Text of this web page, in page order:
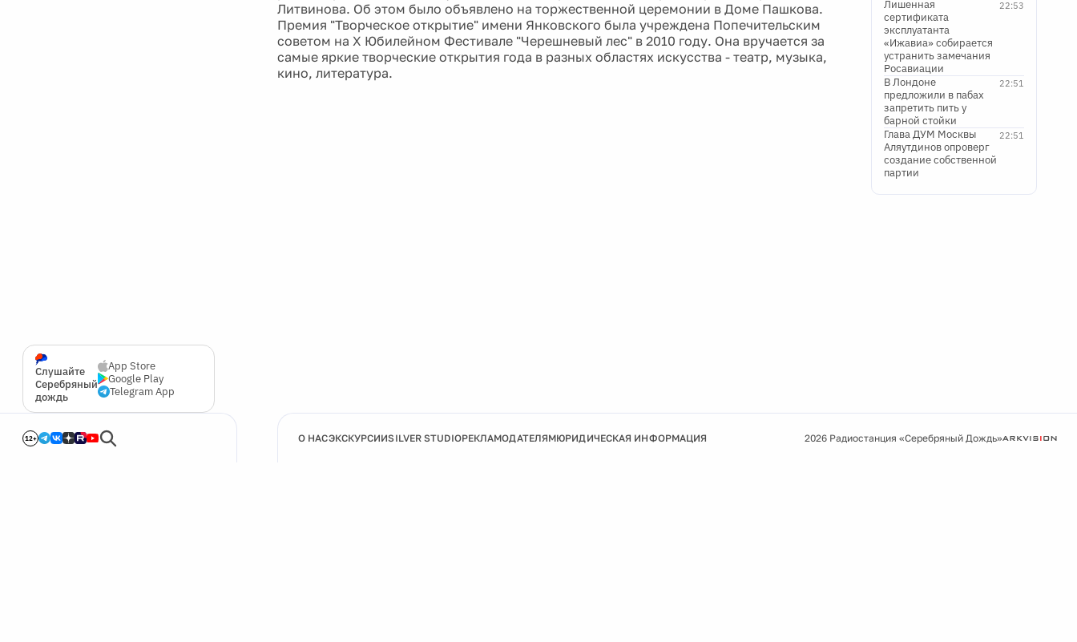
Слушайте
Серебряный
дождь
App Store
Google Play
Telegram App
12+
Литвинова. Об этом было объявлено на торжественной церемонии в Доме Пашкова.
Премия "Творческое открытие" имени Янковского была учреждена Попечительским
советом на X Юбилейном Фестивале "Черешневый лес" в 2010 году. Она вручается за
самые яркие творческие открытия года в разных областях искусства - театр, музыка,
кино, литература.
22:53
Лишенная
сертификата
эксплуатанта
«Ижавиа» собирается
устранить замечания
Росавиации
22:51
В Лондоне
предложили в пабах
запретить пить у
барной стойки
22:51
Глава ДУМ Москвы
Аляутдинов опроверг
создание собственной
партии
О НАСЭКСКУРСИИSILVER STUDIOРЕКЛАМОДАТЕЛЯМЮРИДИЧЕСКАЯ ИНФОРМАЦИЯ 2026 Радиостанция «Серебряный Дождь»